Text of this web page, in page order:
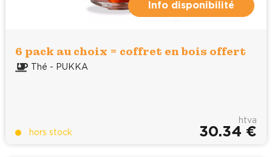
Info disponibilité
6 pack au choix = coffret en bois offert
Thé - PUKKA
hors stock
htva
30.34 €